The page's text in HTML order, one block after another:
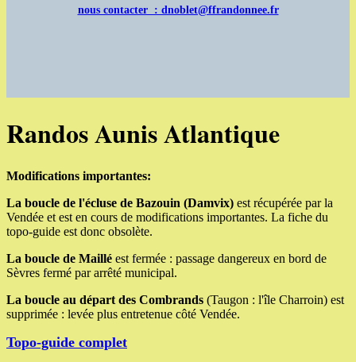
nous contacter : dnoblet@ffrandonnee.fr
Randos Aunis Atlantique
Modifications importantes:
La boucle de l'écluse de Bazouin (Damvix) est récupérée par la
Vendée et est en cours de modifications importantes. La fiche du
topo-guide est donc obsolète.
La boucle de Maillé est fermée : passage dangereux en bord de
Sèvres fermé par arrêté municipal.
La boucle au départ des Combrands (Taugon : l'île Charroin) est
supprimée : levée plus entretenue côté Vendée.
Topo-guide complet